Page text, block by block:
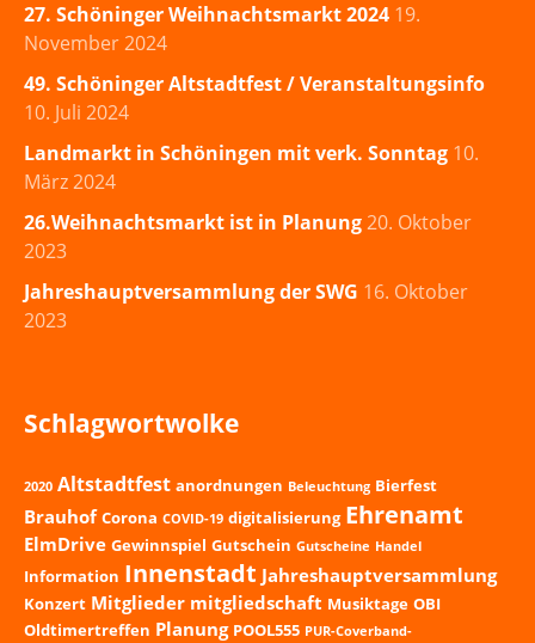
27. Schöninger Weihnachtsmarkt 2024 19.
November 2024
49. Schöninger Altstadtfest / Veranstaltungsinfo
10. Juli 2024
Landmarkt in Schöningen mit verk. Sonntag 10.
März 2024
26.Weihnachtsmarkt ist in Planung20. Oktober
2023
Jahreshauptversammlung der SWG 16. Oktober
2023
Schlagwortwolke
2020 Altstadtfest anordnungen Beleuchtung Bierfest
Brauhof Corona COVID-19 digitalisierung Ehrenamt
ElmDrive Gewinnspiel Gutschein Gutscheine Handel
Information Innenstadt Jahreshauptversammlung
Konzert Mitglieder mitgliedschaft Musiktage OBI
Oldtimertreffen Planung POOL555 PUR-Coverband-